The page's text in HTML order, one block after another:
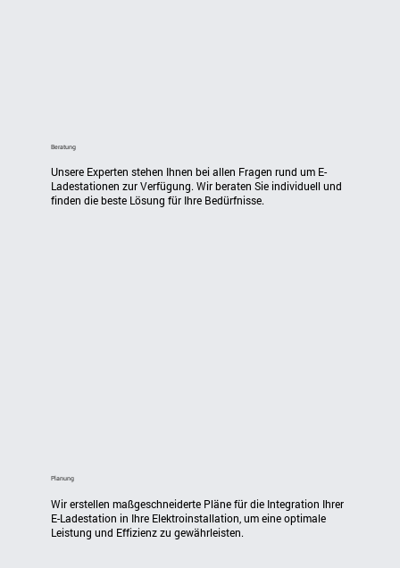
Beratung
Unsere Experten stehen Ihnen bei allen Fragen rund um E-
Ladestationen zur Verfügung. Wir beraten Sie individuell und
finden die beste Lösung für Ihre Bedürfnisse.
Planung
Wir erstellen maßgeschneiderte Pläne für die Integration Ihrer
E-Ladestation in Ihre Elektroinstallation, um eine optimale
Leistung und Effizienz zu gewährleisten.